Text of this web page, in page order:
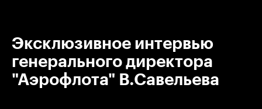
Эксклюзивное интервью
генерального директора
"Аэрофлота" В.Савельева